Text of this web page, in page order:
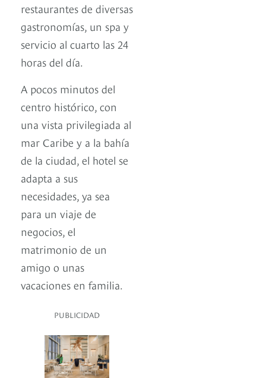
restaurantes de diversas
gastronomías, un spa y
servicio al cuarto las 24
horas del día.
A pocos minutos del
centro histórico, con
una vista privilegiada al
mar Caribe y a la bahía
de la ciudad, el hotel se
adapta a sus
necesidades, ya sea
para un viaje de
negocios, el
matrimonio de un
amigo o unas
vacaciones en familia.
PUBLICIDAD